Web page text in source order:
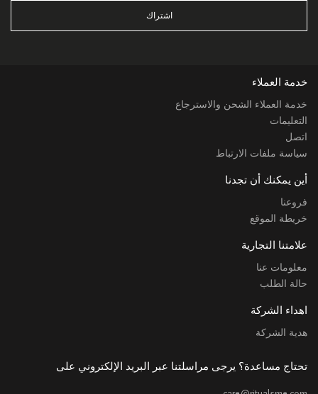
اشتراك
خدمة العملاء
خدمة العملاء الشحن والاسترجاع
التعليمات
اتصل
سياسة ملفات الارتباط
أين يمكنك أن تجدنا
فروعنا
خريطة الموقع
علامتنا التجارية
معلومات عنا
حالة الطلب
اهداء الشركة
هدية الشركة
تحتاج مساعدة؟ يرجى مراسلتنا عبر البريد الإلكتروني على